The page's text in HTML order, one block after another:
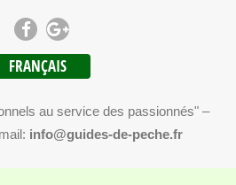
FRANÇAIS
au service des passionnés" –
info@guides-de-peche.fr